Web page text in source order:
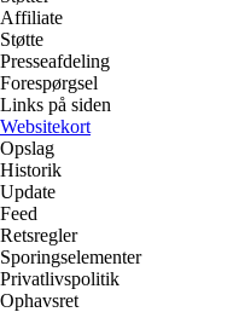
Affiliate
Støtte
Presseafdeling
Forespørgsel
Links på siden
Websitekort
Opslag
Historik
Update
Feed
Retsregler
Sporingselementer
Privatlivspolitik
Ophavsret